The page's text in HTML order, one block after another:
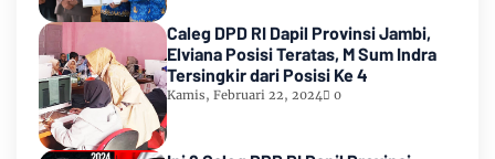
Caleg DPD RI Dapil Provinsi Jambi,
Elviana Posisi Teratas, M Sum Indra
Tersingkir dari Posisi Ke 4
Kamis, Februari 22, 2024 0